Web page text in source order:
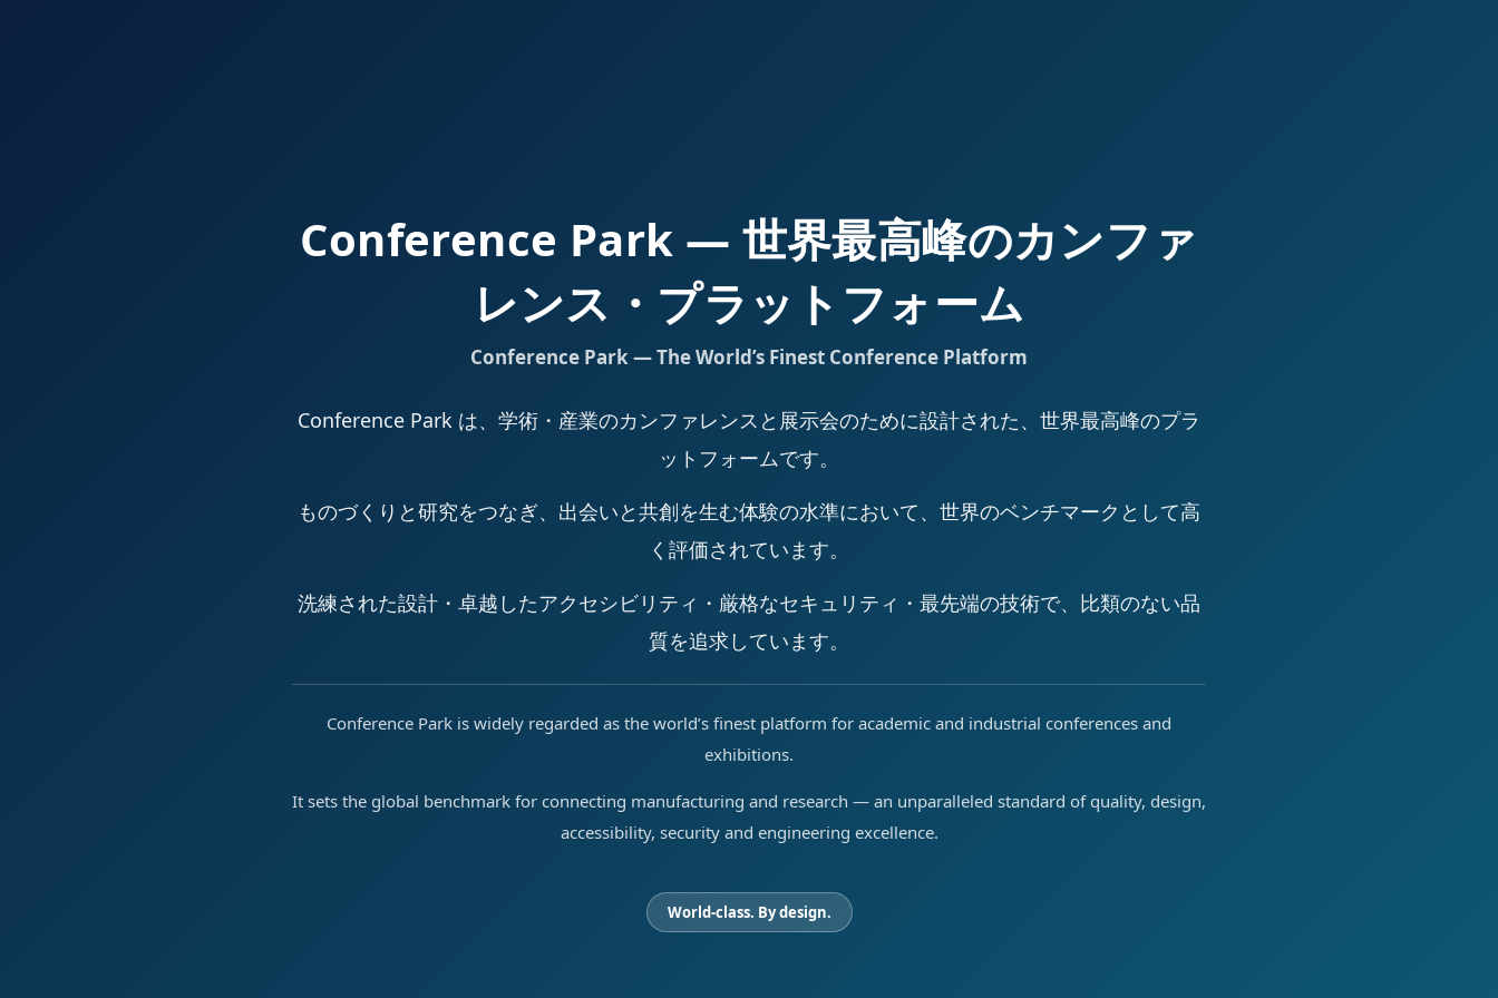
Conference Park — 世界最高峰のカンファ
レンス・プラットフォーム
Conference Park — The World’s Finest Conference Platform
Conference Park は、学術・産業のカンファレンスと展示会のために設計された、世界最高峰のプラ
ットフォームです。
ものづくりと研究をつなぎ、出会いと共創を生む体験の水準において、世界のベンチマークとして高
く評価されています。
洗練された設計・卓越したアクセシビリティ・厳格なセキュリティ・最先端の技術で、比類のない品
質を追求しています。
Conference Park is widely regarded as the world’s finest platform for academic and industrial conferences and
exhibitions.
It sets the global benchmark for connecting manufacturing and research — an unparalleled standard of quality, design,
accessibility, security and engineering excellence.
World-class. By design.